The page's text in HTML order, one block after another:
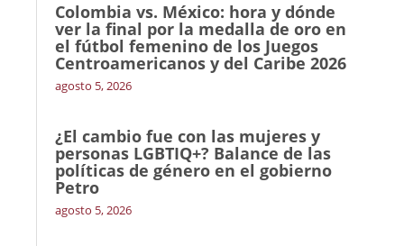
Colombia vs. México: hora y dónde
ver la final por la medalla de oro en
el fútbol femenino de los Juegos
Centroamericanos y del Caribe 2026
agosto 5, 2026
¿El cambio fue con las mujeres y
personas LGBTIQ+? Balance de las
políticas de género en el gobierno
Petro
agosto 5, 2026